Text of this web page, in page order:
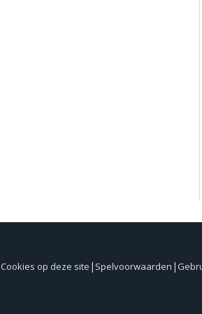
Cookies op deze site Spelvoorwaarden